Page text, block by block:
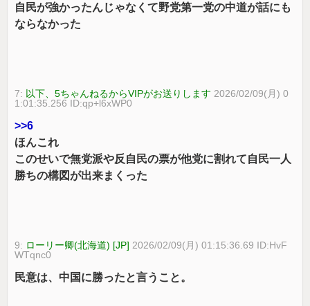
自民が強かったんじゃなくて野党第一党の中道が話にも
ならなかった
7: 以下、5ちゃんねるからVIPがお送りします 2026/02/09(月) 0
1:01:35.256 ID:qp+l6xWP0
>>6
ほんこれ
このせいで無党派や反自民の票が他党に割れて自民一人
勝ちの構図が出来まくった
9: ローリー卿(北海道) [JP] 2026/02/09(月) 01:15:36.69 ID:HvF
WTqnc0
民意は、中国に勝ったと言うこと。